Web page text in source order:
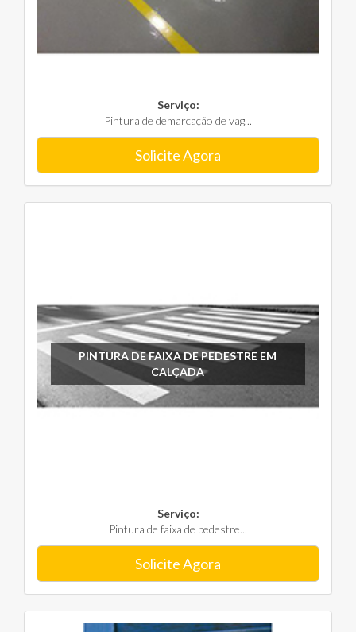
Serviço:
Pintura de demarcação de vag...
Solicite Agora
PINTURA DE FAIXA DE PEDESTRE EM
CALÇADA
Serviço:
Pintura de faixa de pedestre...
Solicite Agora